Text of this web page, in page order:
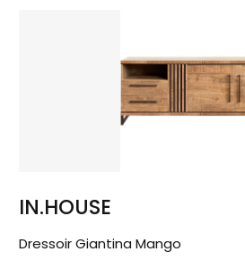
IN.HOUSE
Dressoir Giantina Mango